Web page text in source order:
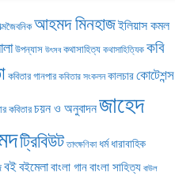
আহমদ মিনহাজইলিয়াস কমল
উপন্যাস উৎসব কথাসাহিত্য কথাসাহিত্যিক কবি
কবিতার গানপার কবিতার সংকলন কালচারকোটেশন্স
কবিতার চয়ন ও অনুবাদনজাহেদ
ট্রিবিউট তাৎক্ষণিকা ধর্ম ধারাবাহিক
বইবইমেলাবাংলা গানবাংলা সাহিত্য বাউল